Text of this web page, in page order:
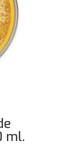
ml.